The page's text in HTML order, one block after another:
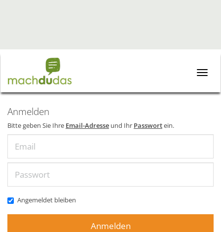
Toggle
Anmelden
Bitte geben Sie Ihre Email-Adresse und Ihr Passwortein.
Angemeldet bleiben
Anmelden